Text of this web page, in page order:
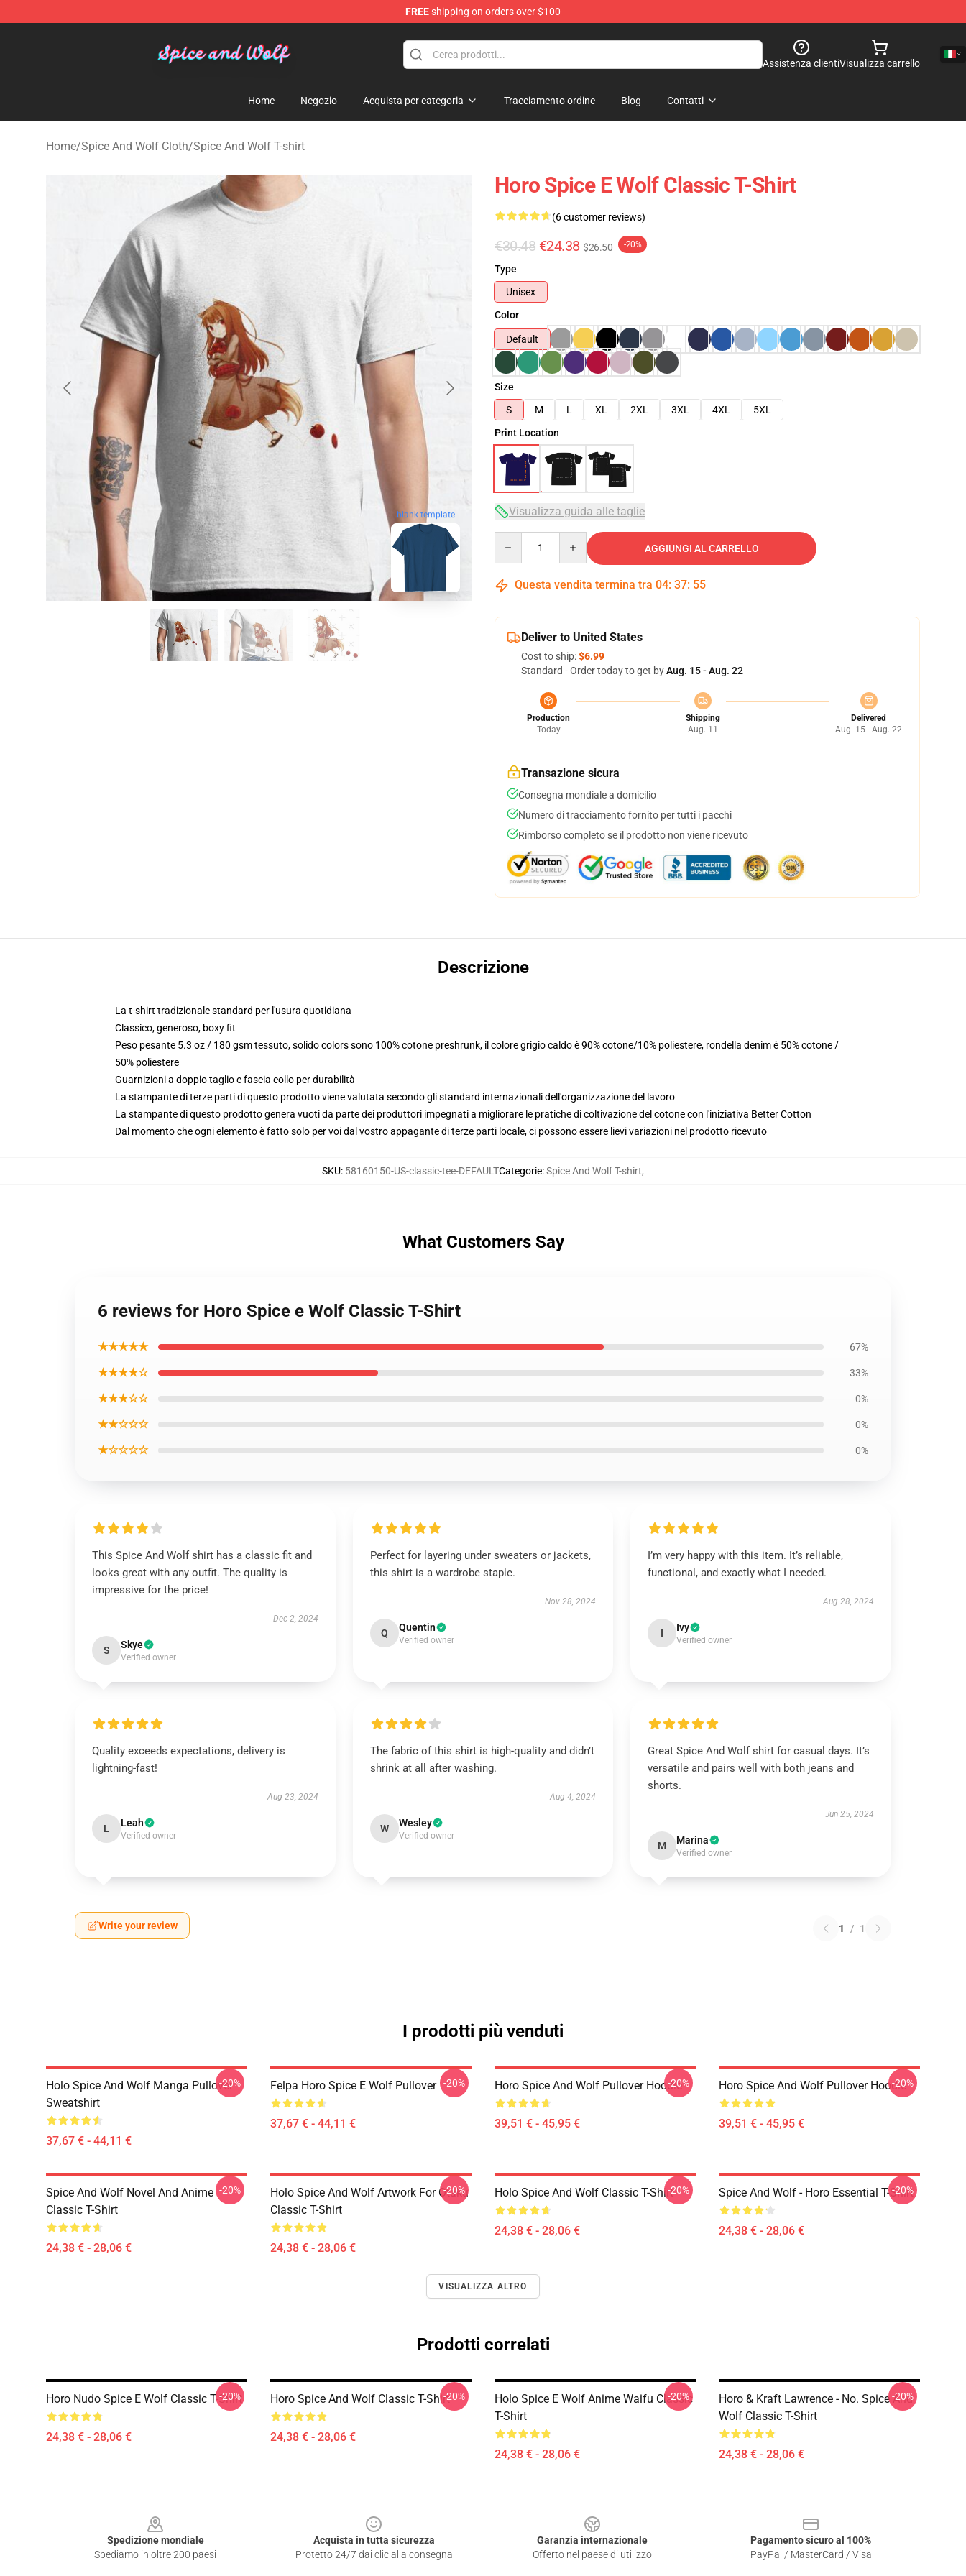
FREEshipping on orders over $100
Assistenza clientiVisualizza carrello
Home Negozio Acquista per categoria Tracciamento ordine Blog Contatti
Home/Spice And Wolf Cloth/Spice And Wolf T-shirt
blank template
Horo Spice E Wolf Classic T-Shirt
(6 customer reviews)
€30.48 €24.38 $26.50 -20%
Type
Unisex
Color
Default
Size
S
M L XL 2XL 3XL 4XL
5XL
Print Location
Visualizza guida alle taglie
AGGIUNGI AL CARRELLO
Questa vendita termina tra 04: 37: 54
Deliver to United States
Cost to ship:$6.99
Standard - Order today to get byAug. 15 - Aug. 22
Production
Today
Shipping
Aug. 11
Delivered
Aug. 15 - Aug. 22
Transazione sicura
Consegna mondiale a domicilio
Numero di tracciamento fornito per tutti i pacchi
Rimborso completo se il prodotto non viene ricevuto
Descrizione
La t-shirt tradizionale standard per l'usura quotidiana
Classico, generoso, boxy fit
Peso pesante 5.3 oz / 180 gsm tessuto, solido colors sono 100% cotone preshrunk, il colore grigio caldo è 90% cotone/10% poliestere, rondella denim è 50% cotone /
50% poliestere
Guarnizioni a doppio taglio e fascia collo per durabilità
La stampante di terze parti di questo prodotto viene valutata secondo gli standard internazionali dell'organizzazione del lavoro
La stampante di questo prodotto genera vuoti da parte dei produttori impegnati a migliorare le pratiche di coltivazione del cotone con l'iniziativa Better Cotton
Dal momento che ogni elemento è fatto solo per voi dal vostro appagante di terze parti locale, ci possono essere lievi variazioni nel prodotto ricevuto
SKU: 58160150-US-classic-tee-DEFAULTCategorie:Spice And Wolf T-shirt,
What Customers Say
6 reviews for Horo Spice e Wolf Classic T-Shirt
★★★★★ 67%
★★★★☆ 33%
★★★☆☆ 0%
★★☆☆☆ 0%
★☆☆☆☆ 0%
This Spice And Wolf shirt has a classic fit and
looks great with any outfit. The quality is
impressive for the price!
Dec 2, 2024
S Skye
Verified owner
Perfect for layering under sweaters or jackets,
this shirt is a wardrobe staple.
Nov 28, 2024
Q Quentin
Verified owner
I’m very happy with this item. It’s reliable,
functional, and exactly what I needed.
Aug 28, 2024
I Ivy
Verified owner
Quality exceeds expectations, delivery is
lightning-fast!
Aug 23, 2024
L Leah
Verified owner
The fabric of this shirt is high-quality and didn’t
shrink at all after washing.
Aug 4, 2024
W Wesley
Verified owner
Great Spice And Wolf shirt for casual days. It’s
versatile and pairs well with both jeans and
shorts.
Jun 25, 2024
M Marina
Verified owner
Write your review 1 / 1
I prodotti più venduti
Holo Spice And Wolf Manga Pullover
Sweatshirt
37,67 € - 44,11 €
-20% Felpa Horo Spice E Wolf Pullover
37,67 € - 44,11 €
-20% Horo Spice And Wolf Pullover Hoodie
39,51 € - 45,95 €
-20% Horo Spice And Wolf Pullover Hoodie
39,51 € - 45,95 €
-20%
Spice And Wolf Novel And Anime
Classic T-Shirt
24,38 € - 28,06 €
-20%
Holo Spice And Wolf Artwork For Otaku
Classic T-Shirt
24,38 € - 28,06 €
-20% Holo Spice And Wolf Classic T-Shirt
24,38 € - 28,06 €
-20% Spice And Wolf - Horo Essential T-Shirt
24,38 € - 28,06 €
-20%
VISUALIZZA ALTRO
Prodotti correlati
Horo Nudo Spice E Wolf Classic T-Shirt
24,38 € - 28,06 €
-20% Horo Spice And Wolf Classic T-Shirt
24,38 € - 28,06 €
-20%
Holo Spice E Wolf Anime Waifu Classic
T-Shirt
24,38 € - 28,06 €
-20%
Horo & Kraft Lawrence - No. Spice And
Wolf Classic T-Shirt
24,38 € - 28,06 €
-20%
Spedizione mondiale
Spediamo in oltre 200 paesi
Acquista in tutta sicurezza
Protetto 24/7 dai clic alla consegna
Garanzia internazionale
Offerto nel paese di utilizzo
Pagamento sicuro al 100%
PayPal / MasterCard / Visa